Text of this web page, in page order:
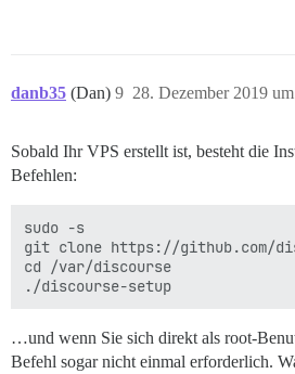
danb35 (Dan) 28. Dezember 2019
9
Sobald Ihr VPS erstellt ist, besteht die
Befehlen:
sudo -s
git clone https://github.com/
cd /var/discourse
…und wenn Sie sich direkt als root-
Befehl sogar nicht einmal erforderlich.